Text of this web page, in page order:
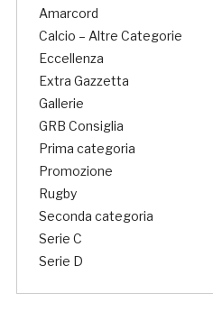
Amarcord
Calcio – Altre Categorie
Eccellenza
Extra Gazzetta
Gallerie
GRB Consiglia
Prima categoria
Promozione
Rugby
Seconda categoria
Serie C
Serie D